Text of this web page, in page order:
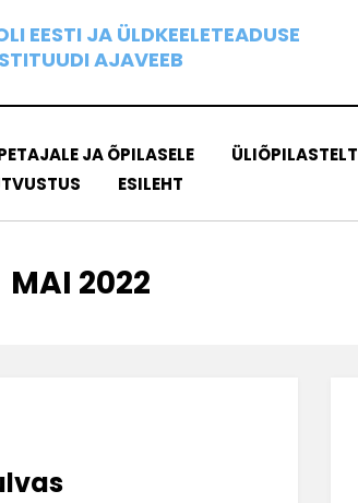
EESTI JA ÜLDKEELETEADUSE
AJAVEEB
JA ÕPILASELE ÜLIÕPILASTELT
ESILEHT
KUU
:
MAI 2022